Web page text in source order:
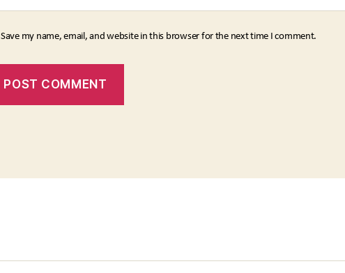
Save my name, email, and website in this browser for the next time I comment.